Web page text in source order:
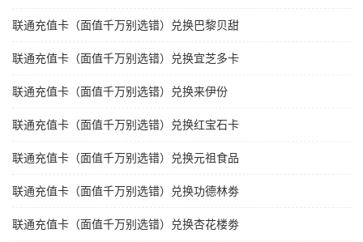
联通充值卡（面值千万别选错）兑换巴黎贝甜
联通充值卡（面值千万别选错）兑换宜芝多卡
联通充值卡（面值千万别选错）兑换来伊份
联通充值卡（面值千万别选错）兑换红宝石卡
联通充值卡（面值千万别选错）兑换元祖食品
联通充值卡（面值千万别选错）兑换功德林劵
联通充值卡（面值千万别选错）兑换杏花楼劵